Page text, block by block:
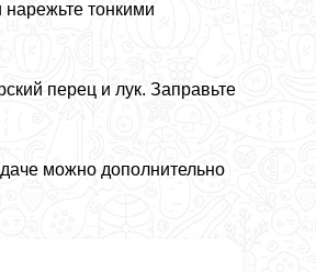
тонкими
перец и лук. Заправьте
можно дополнительно